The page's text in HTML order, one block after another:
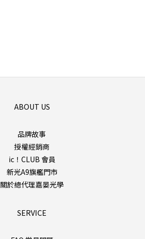
ABOUT US
品牌故事
授權經銷商
ic！CLUB 會員
新光A9旗艦門市
關於總代理嘉晏光學
SERVICE